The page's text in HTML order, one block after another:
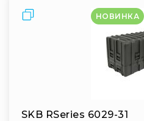
Порівняти НОВИНКА
SKB RSeries 6029-31